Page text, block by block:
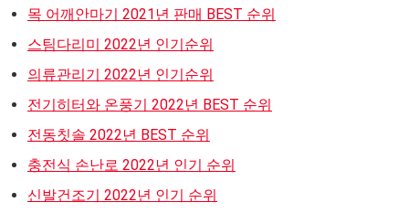
목 어깨안마기 2021년 판매 BEST 순위
스팀다리미 2022년 인기순위
의류관리기 2022년 인기순위
전기히터와 온풍기 2022년 BEST 순위
전동칫솔 2022년 BEST 순위
충전식 손난로 2022년 인기 순위
신발건조기 2022년 인기 순위